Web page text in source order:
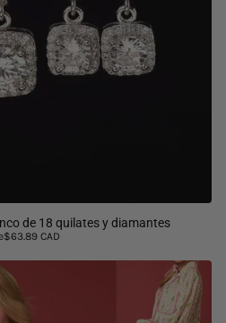
de 18 quilates y diamantes
$63.89 CAD